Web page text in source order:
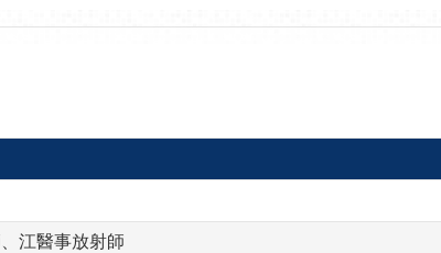
江醫事放射師